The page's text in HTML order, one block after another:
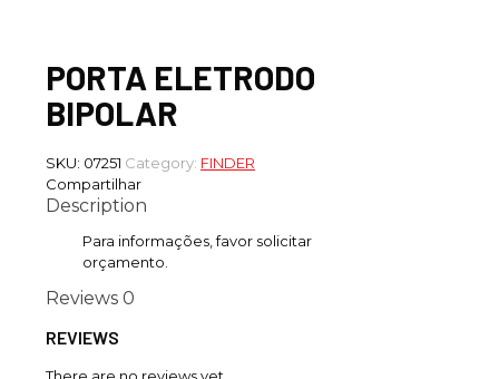
PORTA ELETRODO
BIPOLAR
SKU: 07251 Category: FINDER
Compartilhar
Description
Para informações, favor solicitar
orçamento.
Reviews 0
REVIEWS